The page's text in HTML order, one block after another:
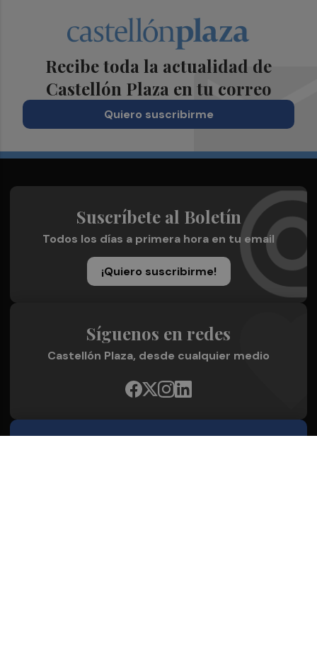
Recibe toda la actualidad de
Castellón Plaza en tu correo
Quiero suscribirme
Suscríbete al Boletín
Todos los días a primera hora en tu email
¡Quiero suscribirme!
Síguenos en redes
Castellón Plaza, desde cualquier medio